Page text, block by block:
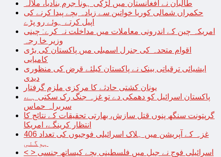
طالبان نے افغانستان میں لڑکی ہونا جرم بنادیا، ملالہ
حکمراں شمالی کوریا خواتین سے زیادہ بچے پیدا کرنے کی
اپیل کرتے ہوئے رو پڑے
امریکہ چین کے اندرونی معاملات میں مداخلت نہ کرے: چینی
وزیر خا رجہ
اقوام متحدہ کی جنرل اسمبلی میں پاکستان کی بڑی
کامیابی
ایشیائی ترقیاتی بینک نے پاکستان کیلئے قرض کی منظوری
دیدی
یونان کشتی حادثے کا مرکزی ملزم گرفتار
پاکستان اسرائیل کو دھمکی دے تو غزہ جنگ رک سکتی ہے،
سربراہ حماس
گرپتونت سنگھ پنوں قتل سازش، بھارتی تحقیقات کے نتائج کا
انتظار کرینگے، امریکا
غزہ کے آپریشن میں ہلاک اسرائیلی فوجیوں کی تعداد 406
ہوگئی
< > اسرائیلی فوج نے جیل میں فلسطینی بچے کیساتھ جنسی